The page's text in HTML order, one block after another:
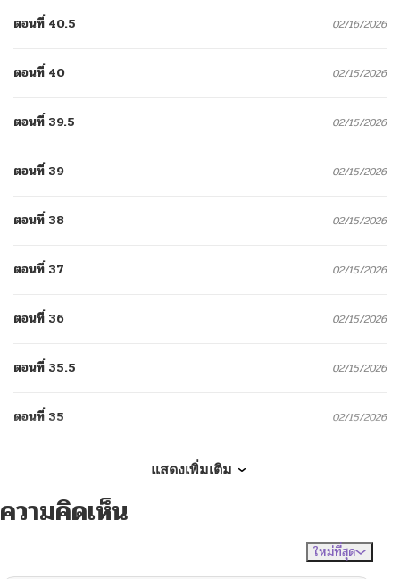
ตอนที่ 40.5 02/16/2026
ตอนที่ 40 02/15/2026
ตอนที่ 39.5 02/15/2026
ตอนที่ 39 02/15/2026
ตอนที่ 38 02/15/2026
ตอนที่ 37 02/15/2026
ตอนที่ 36 02/15/2026
ตอนที่ 35.5 02/15/2026
ตอนที่ 35 02/15/2026
ตอนที่ 33
02/15/2026
แสดงเพิ่มเติม
ความคิดเห็น
ใหม่ที่สุด